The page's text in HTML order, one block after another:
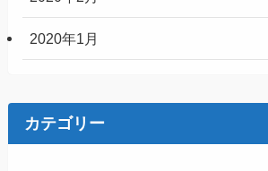
2020年1月
カテゴリー